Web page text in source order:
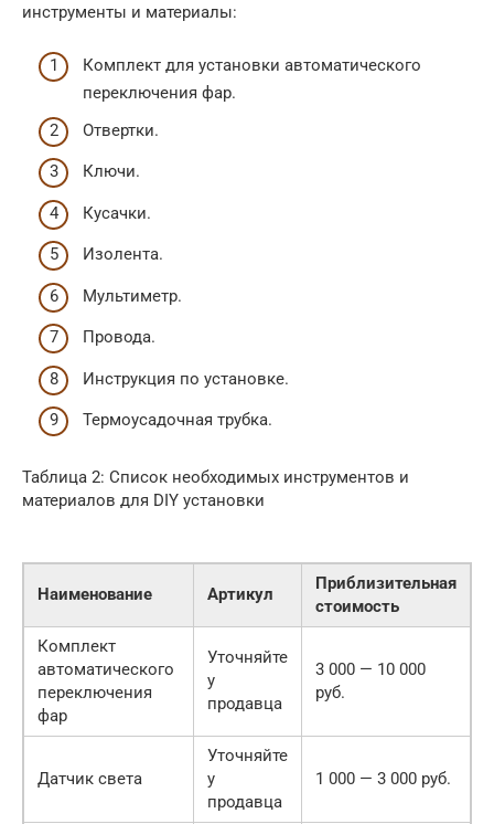
инструменты и материалы:
Комплект для установки автоматического
переключения фар.
Отвертки.
Ключи.
Кусачки.
Изолента.
Мультиметр.
Провода.
Инструкция по установке.
Термоусадочная трубка.
Таблица 2: Список необходимых инструментов и
материалов для DIY установки
Наименование Артикул
Приблизительная
стоимость
Комплект
автоматического
переключения
фар
Уточняйте
у
продавца
3 000 — 10 000
руб.
Датчик света
Уточняйте
у
продавца
1 000 — 3 000 руб.